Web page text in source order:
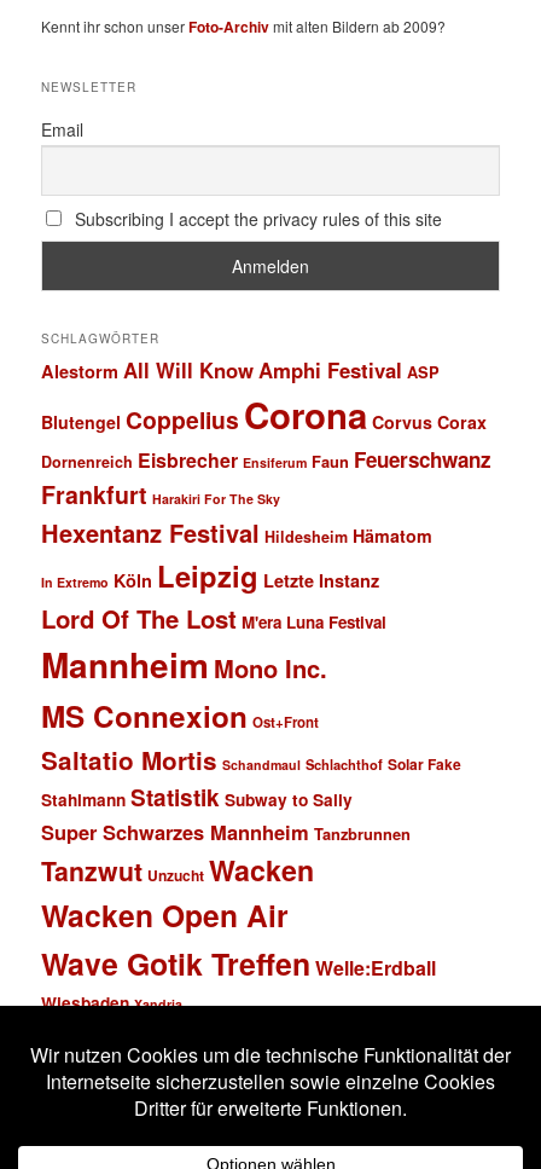
Kennt ihr schon unserFoto-Archivmit alten Bildern ab 2009?
NEWSLETTER
Email
Subscribing I accept the privacy rules of this site
SCHLAGWÖRTER
Alestorm All Will KnowAmphi Festival ASP
Blutengel Coppelius Corona Corvus Corax
Dornenreich Eisbrecher Ensiferum Faun Feuerschwanz
Frankfurt Harakiri For The Sky
Hexentanz Festival Hildesheim Hämatom
In Extremo Köln Leipzig Letzte Instanz
Lord Of The Lost M'era Luna Festival
Mannheim Mono Inc.
MS Connexion Ost+Front
Saltatio Mortis Schandmaul Schlachthof Solar Fake
Stahlmann Statistik Subway to Sally
Super Schwarzes Mannheim Tanzbrunnen
Tanzwut Unzucht Wacken
Wacken Open Air
Wave Gotik Treffen Welle:Erdball
Wiesbaden Xandria
Impressum